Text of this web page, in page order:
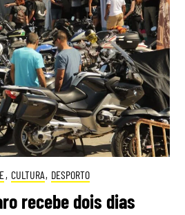
, CULTURA, DESPORTO
recebe dois dias